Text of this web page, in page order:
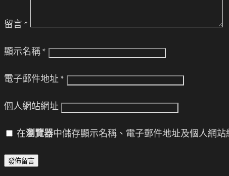
留言 *
顯示名稱 *
電子郵件地址 *
個人網站網址
在瀏覽器中儲存顯示名稱、電子郵件地址及個人網